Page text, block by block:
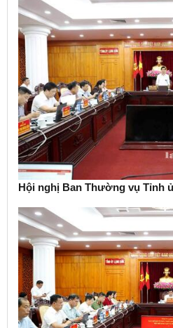
Hội nghị Ban Thường vụ Tỉnh